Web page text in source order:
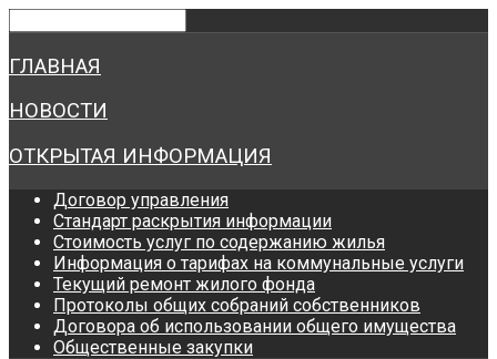
ГЛАВНАЯ
НОВОСТИ
ОТКРЫТАЯ ИНФОРМАЦИЯ
Договор управления
Стандарт раскрытия информации
Стоимость услуг по содержанию жилья
Информация о тарифах на коммунальные услуги
Текущий ремонт жилого фонда
Протоколы общих собраний собственников
Договора об использовании общего имущества
Общественные закупки